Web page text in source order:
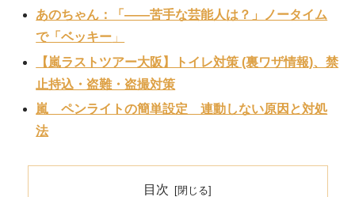
あのちゃん：「——苦手な芸能人は？」ノータイム
で「ベッキー 」
【嵐ラストツアー大阪】トイレ対策 (裏ワザ情報)、禁
止持込・盗難・盗撮対策
嵐 ペンライトの簡単設定 連動しない原因と対処
法
目次